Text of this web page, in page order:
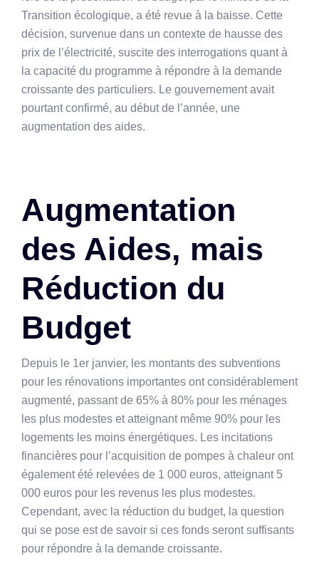
Transition écologique, a été revue à la baisse. Cette
décision, survenue dans un contexte de hausse des
prix de l’électricité, suscite des interrogations quant à
la capacité du programme à répondre à la demande
croissante des particuliers. Le gouvernement avait
pourtant confirmé, au début de l’année, une
augmentation des aides.
Augmentation
des Aides, mais
Réduction du
Budget
Depuis le 1er janvier, les montants des subventions
pour les rénovations importantes ont considérablement
augmenté, passant de 65% à 80% pour les ménages
les plus modestes et atteignant même 90% pour les
logements les moins énergétiques. Les incitations
financières pour l’acquisition de pompes à chaleur ont
également été relevées de 1 000 euros, atteignant 5
000 euros pour les revenus les plus modestes.
Cependant, avec la réduction du budget, la question
qui se pose est de savoir si ces fonds seront suffisants
pour répondre à la demande croissante.